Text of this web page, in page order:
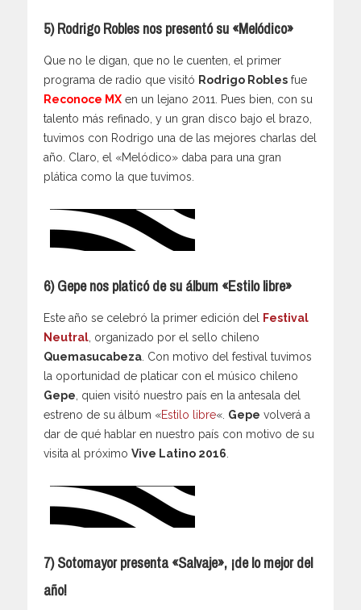
5) Rodrigo Robles nos presentó su «Melódico»
Que no le digan, que no le cuenten, el primer
programa de radio que visitó Rodrigo Robles fue
Reconoce MX en un lejano 2011. Pues bien, con su
talento más refinado, y un gran disco bajo el brazo,
tuvimos con Rodrigo una de las mejores charlas del
año. Claro, el «Melódico» daba para una gran
plática como la que tuvimos.
6) Gepe nos platicó de su álbum «Estilo libre»
Este año se celebró la primer edición del
Festival
Neutral , organizado por el sello chileno
Quemasucabeza . Con motivo del festival tuvimos
la oportunidad de platicar con el músico chileno
Gepe , quien visitó nuestro país en la antesala del
estreno de su álbum «Estilo libre«. Gepe volverá a
dar de qué hablar en nuestro país con motivo de su
visita al próximo Vive Latino 2016
7) Sotomayor presenta «Salvaje», ¡de lo mejor del
año!